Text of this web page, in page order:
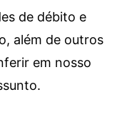
de débito e
além de outros
em nosso